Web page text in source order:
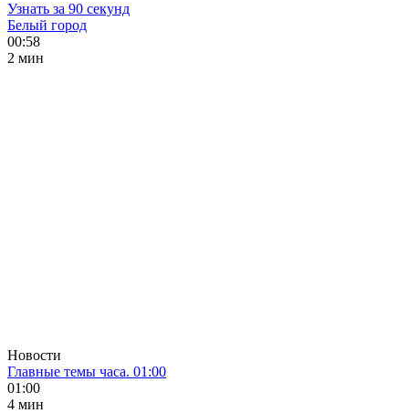
Узнать за 90 секунд
Белый город
00:58
2 мин
Новости
Главные темы часа. 01:00
01:00
4 мин